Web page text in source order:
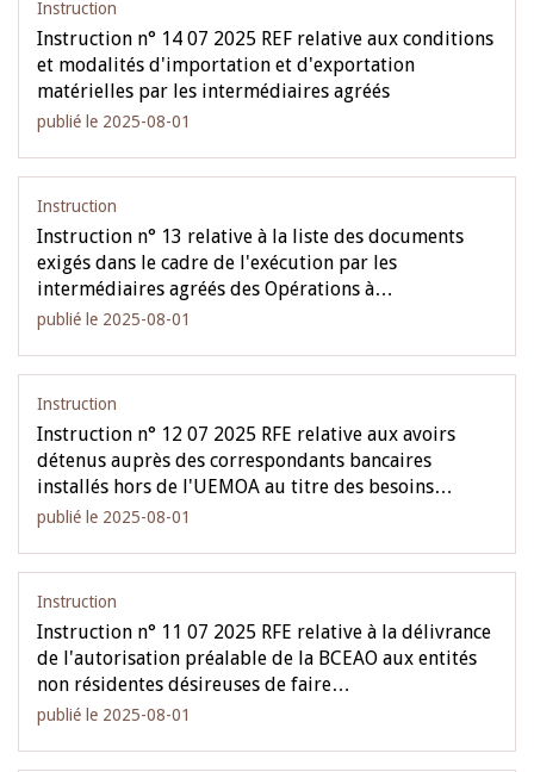
Instruction
Instruction n° 14 07 2025 REF relative aux conditions
et modalités d'importation et d'exportation
matérielles par les intermédiaires agréés
publié le 2025-08-01
Instruction
Instruction n° 13 relative à la liste des documents
exigés dans le cadre de l'exécution par les
intermédiaires agréés des Opérations à…
publié le 2025-08-01
Instruction
Instruction n° 12 07 2025 RFE relative aux avoirs
détenus auprès des correspondants bancaires
installés hors de l'UEMOA au titre des besoins…
publié le 2025-08-01
Instruction
Instruction n° 11 07 2025 RFE relative à la délivrance
de l'autorisation préalable de la BCEAO aux entités
non résidentes désireuses de faire…
publié le 2025-08-01